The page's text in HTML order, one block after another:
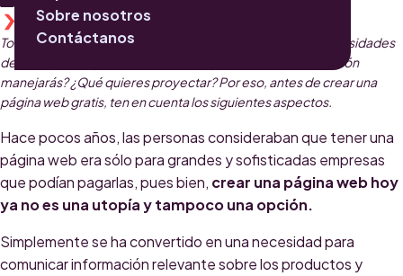
Sobre nosotros
Contáctanos
WILSON MONTAÑA
Tomar esta decisión dependerá en gran medida de las necesidades
de tu proyecto. ¿Cuál es tu público? ¿Qué tipo de información
manejarás? ¿Qué quieres proyectar? Por eso, antes de crear una
página web gratis, ten en cuenta los siguientes aspectos.
Hace pocos años, las personas consideraban que tener una
página web era sólo para grandes y sofisticadas empresas
que podían pagarlas, pues bien, crear una página web hoy
ya no es una utopía y tampoco una opción.
Simplemente se ha convertido en una necesidad para
comunicar información relevante sobre los productos y